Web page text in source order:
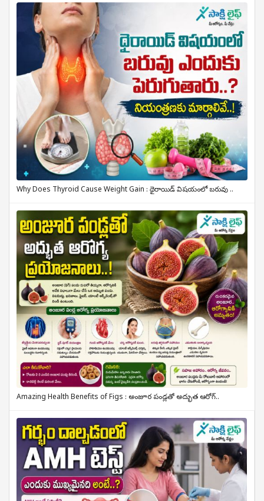
Why Does Thyroid Cause Weight Gain : థైరాయిడ్ విషయంలో బరువు ..
Amazing Health Benefits of Figs : అంజూర పండ్లతో అద్భుత ఆరోగ్..